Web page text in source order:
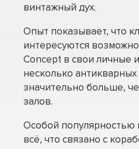
винтажный дух.
Опыт показывает, что
интересуются
Concept в свои личные
несколько
значительно больше,
залов.
Особой популярностью
всё, что связано с